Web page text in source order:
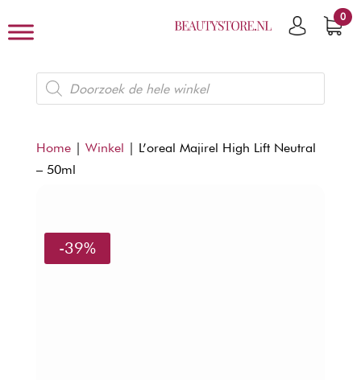
0
Producten
zoeken
Home| Winkel | L’oreal Majirel High Lift Neutral
– 50ml
-39%